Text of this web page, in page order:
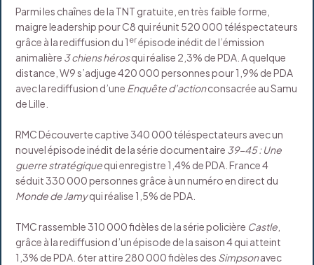
Parmi les chaînes de la TNT gratuite, en très faible forme,
maigre leadership pour C8 qui réunit 520 000 téléspectateurs
grâce à la rediffusion du 1 erépisode inédit de l’émission
animalière 3 chiens hérosqui réalise 2,3% de PDA. A quelque
distance, W9 s’adjuge 420 000 personnes pour 1,9% de PDA
avec la rediffusion d’une Enquête d’actionconsacrée au Samu
de Lille.
RMC Découverte captive 340 000 téléspectateurs avec un
nouvel épisode inédit de la série documentaire 39-45 : Une
guerre stratégiquequi enregistre 1,4% de PDA. France 4
séduit 330 000 personnes grâce à un numéro en direct du
Monde de Jamyqui réalise 1,5% de PDA.
TMC rassemble 310 000 fidèles de la série policière Castle
grâce à la rediffusion d’un épisode de la saison 4 qui atteint
1,3% de PDA. 6ter attire 280 000 fidèles des Simpsonavec